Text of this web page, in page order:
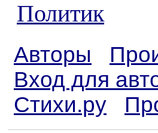
Политик
Авторы
Вход для
Стихи.ру